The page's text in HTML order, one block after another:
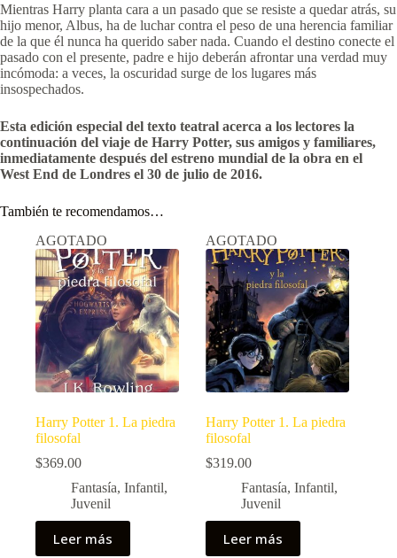
Mientras Harry planta cara a un pasado que se resiste a quedar atrás, su
hijo menor, Albus, ha de luchar contra el peso de una herencia familiar
de la que él nunca ha querido saber nada. Cuando el destino conecte el
pasado con el presente, padre e hijo deberán afrontar una verdad muy
incómoda: a veces, la oscuridad surge de los lugares más
insospechados.
Esta edición especial del texto teatral acerca a los lectores la
continuación del viaje de Harry Potter, sus amigos y familiares,
inmediatamente después del estreno mundial de la obra en el
West End de Londres el 30 de julio de 2016.
También te recomendamos…
AGOTADO
Harry Potter 1. La piedra
filosofal
$369.00
Fantasía, Infantil,
Juvenil
Leer más
AGOTADO
Harry Potter 1. La piedra
filosofal
$319.00
Fantasía,Infantil,
Juvenil
Leer más